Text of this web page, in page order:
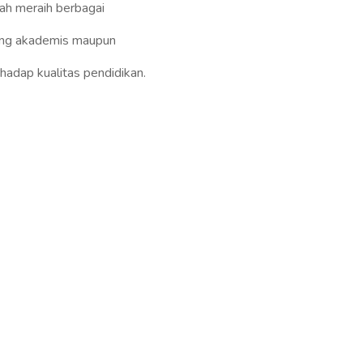
meraih berbagai
akademis maupun
kualitas pendidikan.